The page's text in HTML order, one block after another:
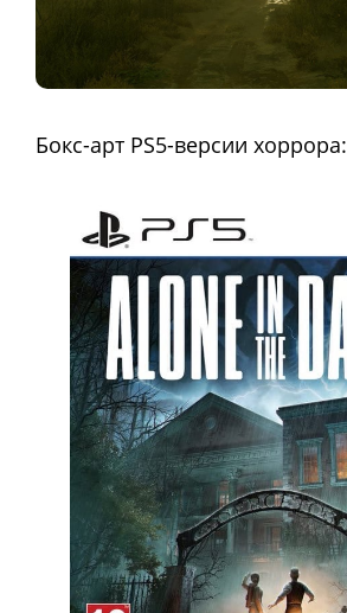
Бокс-арт PS5-версии хоррора: